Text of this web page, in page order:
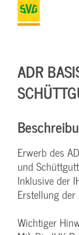
ADR
Erwerb des
und
Inklusive der
Erstellung der
Wichtiger